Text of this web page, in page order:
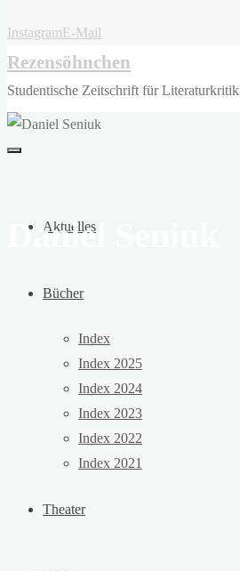
InstagramE-Mail
Rezensöhnchen
Studentische Zeitschrift für Literaturkritik
Aktuelles
Bücher
Index
Index 2025
Index 2024
Index 2023
Index 2022
Index 2021
Theater
Daniel Seniuk